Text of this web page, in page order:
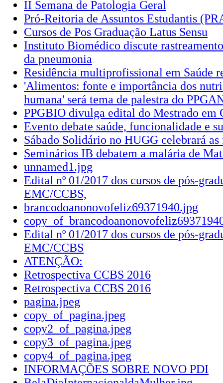
II Semana de Patologia Geral
Pró-Reitoria de Assuntos Estudantis
Cursos de Pos Graduação Latus Sensu
Instituto Biomédico discute
da pneumonia
Residência multiprofissional em Saúde
'Alimentos: fonte e importância dos
humana' será tema de palestra do
PPGBIO divulga edital do Mestrado em
Evento debate saúde, funcionalidade e
Sábado Solidário no HUGG celebrará
Seminários IB debatem a malária de
unnamed1.jpg
Edital nº 01/2017 dos cursos de pós-
EMC/CCBS,
brancodoanonovofeliz69371940.jpg
Edital nº 01/2017 dos cursos de pós-
EMC/CCBS
ATENÇÃO:
Retrospectiva CCBS 2016
Retrospectiva CCBS 2016
pagina.jpeg
copy_of_pagina.jpeg
copy2_of_pagina.jpeg
copy3_of_pagina.jpeg
copy4_of_pagina.jpeg
INFORMAÇÕES SOBRE NOVO PDI